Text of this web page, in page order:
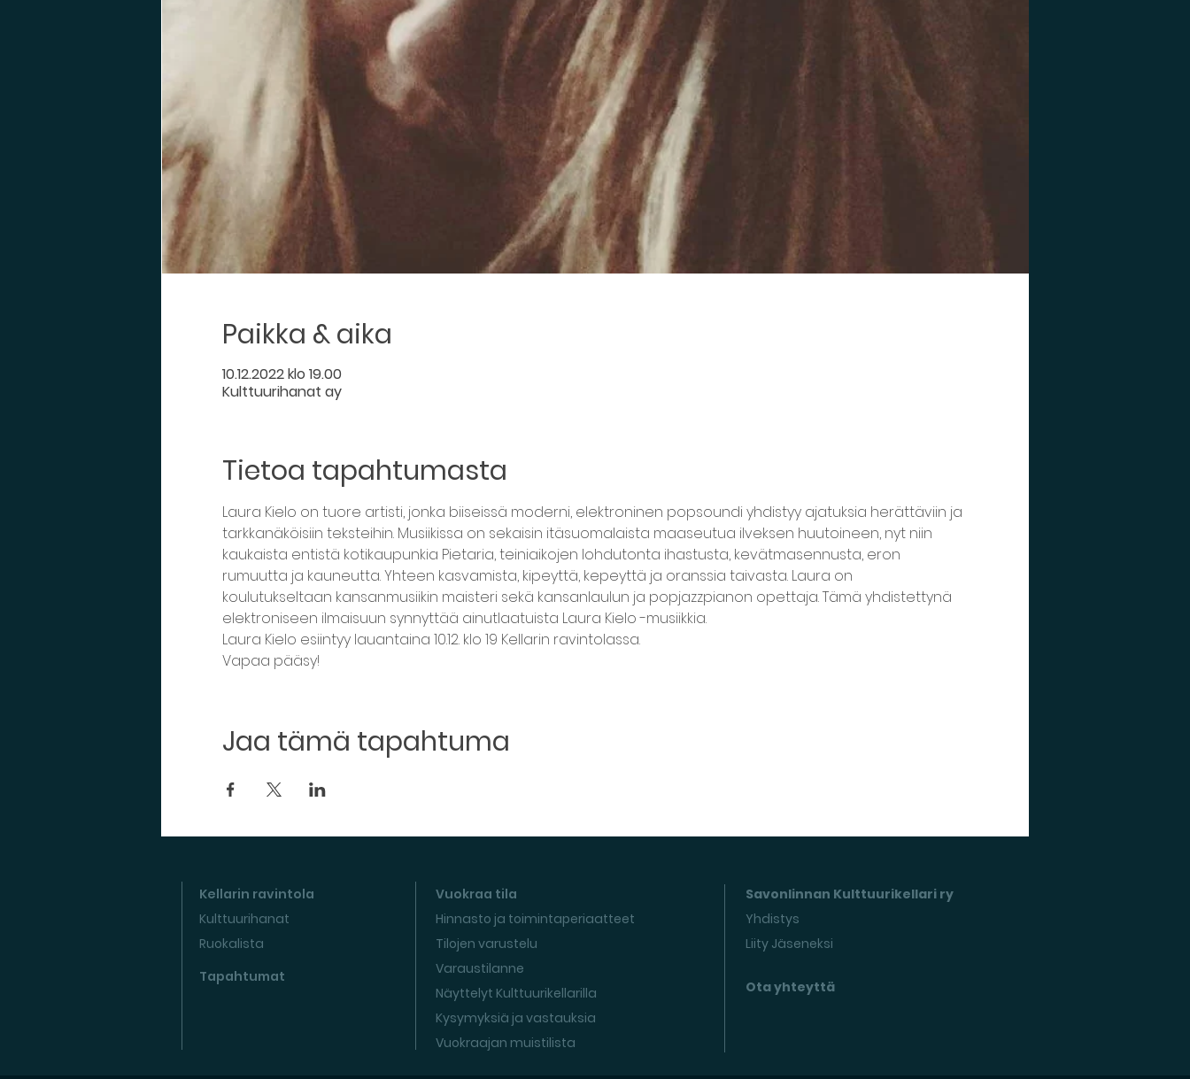
Paikka & aika
10.12.2022 klo 19.00
Kulttuurihanat ay
Tietoa tapahtumasta
Laura Kielo on tuore artisti, jonka biiseissä moderni, elektroninen popsoundi yhdistyy ajatuksia herättäviin ja
tarkkanäköisiin teksteihin. Musiikissa on sekaisin itäsuomalaista maaseutua ilveksen huutoineen, nyt niin
kaukaista entistä kotikaupunkia Pietaria, teiniaikojen lohdutonta ihastusta, kevätmasennusta, eron
rumuutta ja kauneutta. Yhteen kasvamista, kipeyttä, kepeyttä ja oranssia taivasta. Laura on
koulutukseltaan kansanmusiikin maisteri sekä kansanlaulun ja popjazzpianon opettaja. Tämä yhdistettynä
elektroniseen ilmaisuun synnyttää ainutlaatuista Laura Kielo -musiikkia.
Laura Kielo esiintyy lauantaina 10.12. klo 19 Kellarin ravintolassa.
Vapaa pääsy!
Jaa tämä tapahtuma
Kellarin ravintola
Kulttuurihanat
Ruokalista
Tapahtumat
Vuokraa tila
Hinnasto ja toimintaperiaatteet
Tilojen varustelu
Varaustilanne
Näyttelyt Kulttuurikellarilla
Kysymyksiä ja vastauksia
Vuokraajan muistilista
Savonlinnan Kulttuurikellari ry
Yhdistys
Liity Jäseneksi
Ota yhteyttä